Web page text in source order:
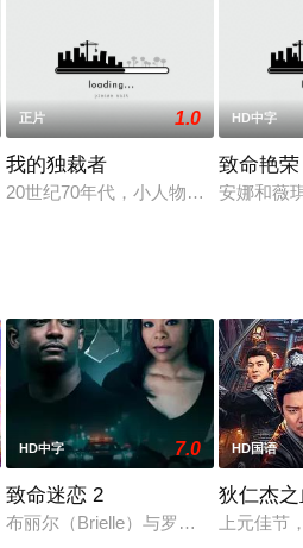
芳草爱上了残疾律师世杰，同时
正片 1.0
我的独裁者
20世纪70年代，小人物金成根（薛
HD中字
致命艳荣
安娜和薇
西能成真，但当着人面无效且用
HD中字 7.0
致命迷恋 2
布丽尔（Brielle）与罗伯特（Robert
HD国语
狄仁杰
上元佳节